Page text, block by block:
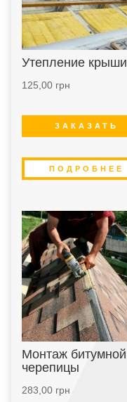
Утепление крыши
125,00 грн
ЗАКАЗАТЬ
ПОДРОБНЕЕ
Монтаж битумной
черепицы
283,00 грн